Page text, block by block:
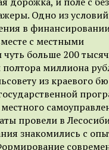
Одно из условий
в
с местными
больше 200
полтора миллиона
из краевого
провели в
знакомились с